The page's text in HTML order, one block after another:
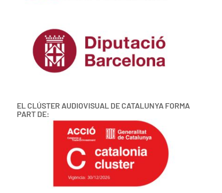
EL CLÚSTER AUDIOVISUAL DE CATALUNYA FORMA
PART DE: